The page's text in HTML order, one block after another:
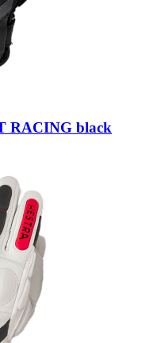
RACING black